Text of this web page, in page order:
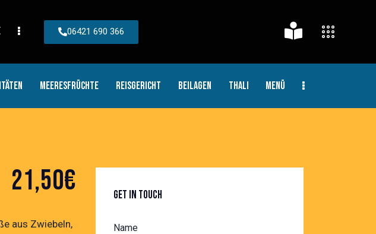
06421 690 366
MEERESFRÜCHTE REISGERICHT BEILAGEN THALI MENÜ
21,50€
aus Zwiebeln,
GET IN TOUCH